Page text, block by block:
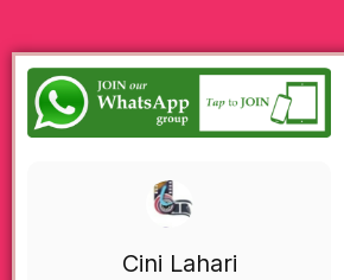
Cini Lahari